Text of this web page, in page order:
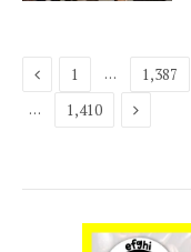
Previous
1 … 1,387
…
1,410 Next